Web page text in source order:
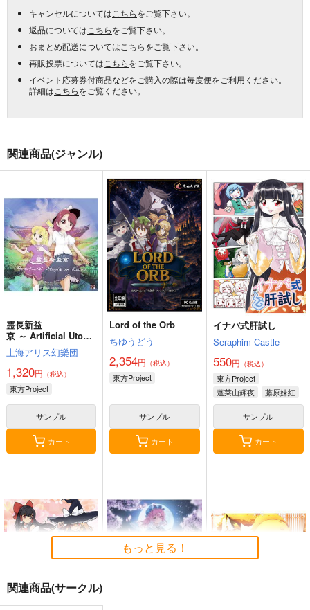
キャンセルについては こちらをご覧下さい。
返品については こちらをご覧下さい。
おまとめ配送については こちらをご覧下さい。
再販投票については こちらをご覧下さい。
イベント応募券付商品などをご購入の際は毎度便をご利用ください。
詳細は こちらをご覧ください。
関連商品(ジャンル)
霊長新益
京 ～ Artificial Utopia
in Ruins.
上海アリス幻樂団
1,320円 （税込）
東方Project
サンプル
カート
Lord of the Orb
ちゆうどう
2,354円 （税込）
東方Project
サンプル
カート
イナバ式肝試し
Seraphim Castle
550円 （税込）
東方Project
蓬莱山輝夜
藤原妹紅
サンプル
カート
もっと見る！
関連商品(サークル)